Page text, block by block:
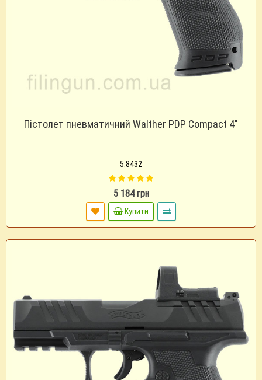
Пістолет пневматичний Walther PDP Compact 4"
5.8432
5 184 грн
Купити